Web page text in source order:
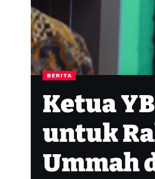
BERITA
Ketua
untuk
Ummah